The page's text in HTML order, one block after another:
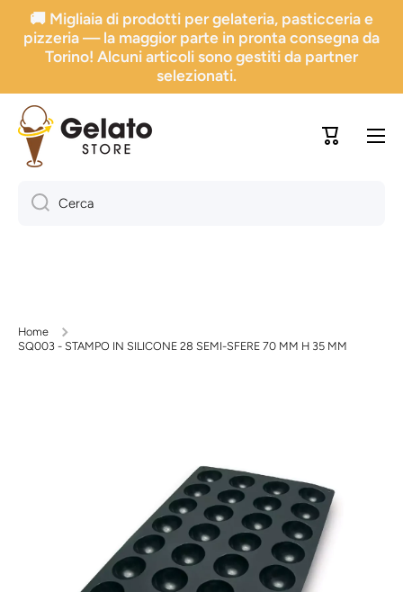
Vai direttamente ai contenuti
🚚 Migliaia di prodotti per gelateria, pasticceria e
pizzeria — la maggior parte in pronta consegna da
Torino! Alcuni articoli sono gestiti da partner
selezionati.
Carrello
Cerca
Home
SQ003 - STAMPO IN SILICONE 28 SEMI-SFERE 70 MM H 35 MM